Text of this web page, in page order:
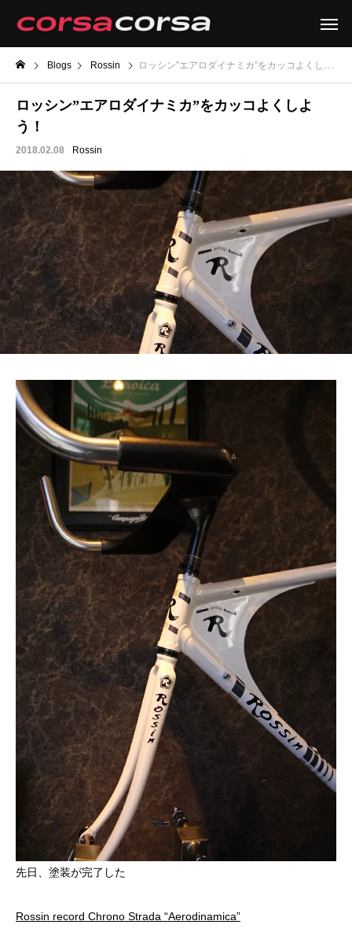
Blogs Rossin ロッシン”エアロダイナミカ”をカッコよくしよう！
ロッシン”エアロダイナミカ”をカッコよくしよ
う！
2018.02.08 Rossin
先日、塗装が完了した
Rossin record Chrono Strada “Aerodinamica”